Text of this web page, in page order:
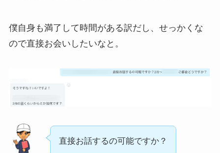
僕自身も満了して時間がある訳だし、せっかくな
ので直接お会いしたいなと。
直接お話するの可能ですか？